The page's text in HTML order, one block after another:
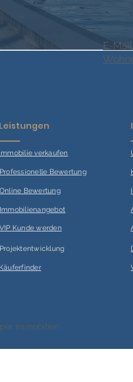
E-
Leistungen
Immobilie verkaufen
Professionelle Bewertung
Online Bewertung
Immobilienangebot
VIP Kunde werden
Projektentwicklung
Käuferfinder
Immobilien